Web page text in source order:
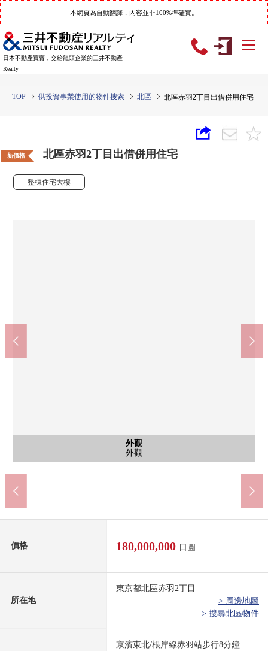
本網頁為自動翻譯，內容並非100%準確實。
日本不動產買賣，交給龍頭企業的三井不動產
Realty
TOP 供投資事業使用的物件搜索 北區 北區赤羽2丁目出借併用住宅
新價格 北區赤羽2丁目出借併用住宅
整棟住宅大樓
外觀
外觀
含有前面道路的外觀
前面道路
含有前面道路的外觀
前面道路
外觀
外觀
外觀
外觀
外觀
外觀
外觀
外觀
外觀
外觀
外觀
外觀
外觀
外觀
赤羽公園(約320m)
價格 180,000,000 日圓
所在地
東京都北區赤羽2丁目
> 周邊地圖
> 搜尋北區物件
京濱東北/根岸線赤羽站步行8分鐘